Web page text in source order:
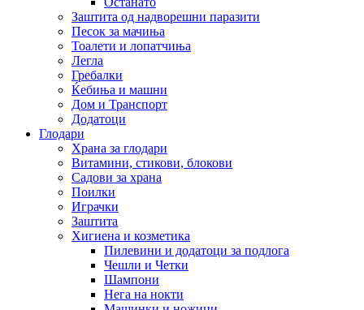
Заштита од надворешни паразити
Песок за мачиња
Тоалети и лопатчиња
Легла
Гребалки
Ќебиња и машни
Дом и Транспорт
Додатоци
Глодари
Храна за глодари
Витамини, стикови, блокови
Садови за храна
Поилки
Играчки
Заштита
Хигиена и козметика
Пилевини и додатоци за подлога
Чешли и Четки
Шампони
Нега на нокти